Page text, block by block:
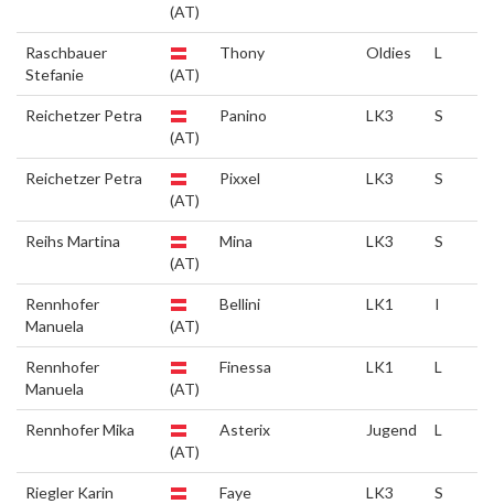
(AT)
Raschbauer
Stefanie
(AT)
Thony Oldies L
Reichetzer Petra
(AT)
Panino LK3 S
Reichetzer Petra
(AT)
Pixxel LK3 S
Reihs Martina
(AT)
Mina LK3 S
Rennhofer
Manuela
(AT)
Bellini LK1 I
Rennhofer
Manuela
(AT)
Finessa LK1 L
Rennhofer Mika
(AT)
Asterix Jugend L
Riegler Karin
Faye LK3 S